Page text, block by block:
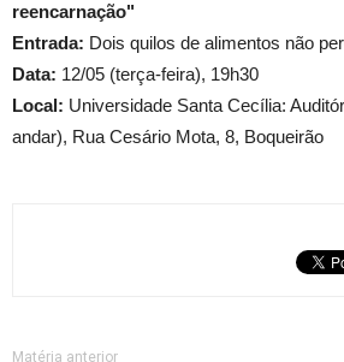
reencarnação"
Entrada: Dois quilos de alimentos não
Data: 12/05 (terça-feira), 19h30
Local: Universidade Santa Cecília:
andar), Rua Cesário Mota, 8, Boqueirão
Matéria anterior